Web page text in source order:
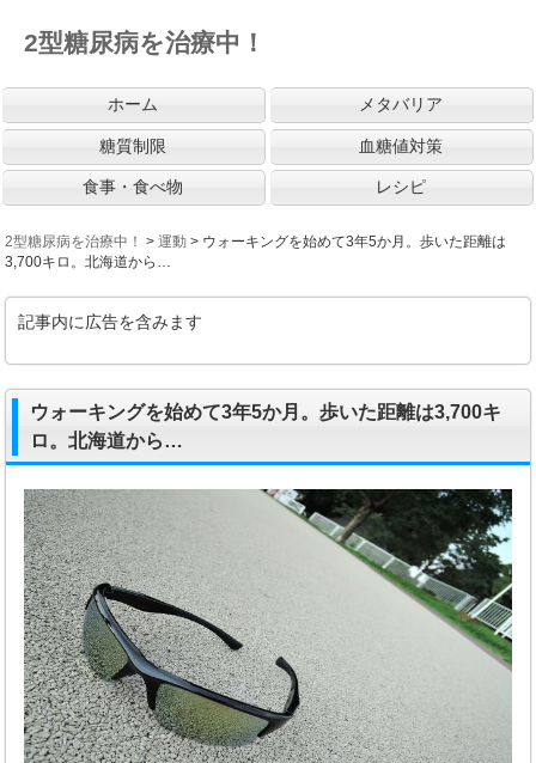
2型糖尿病を治療中！
ホーム メタバリア
糖質制限 血糖値対策
食事・食べ物 レシピ
2型糖尿病を治療中！ >運動 > ウォーキングを始めて3年5か月。歩いた距離は
3,700キロ。北海道から…
記事内に広告を含みます
ウォーキングを始めて3年5か月。歩いた距離は3,700キ
ロ。北海道から…